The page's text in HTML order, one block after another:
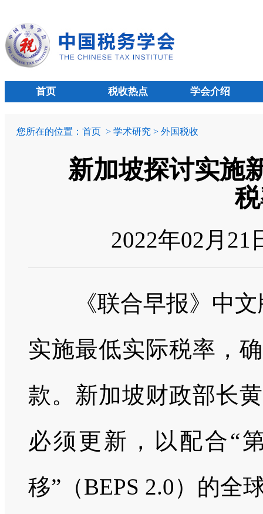
首页 税收热点 学会介绍
您所在的位置： 首页 > 学术研究 > 外国税收
新加坡探讨实施
2022年02月21
《联合早报》中文
实施最低实际税率，
款。新加坡财政部长
必须更新，以配合“
移”（BEPS 2.0）的全